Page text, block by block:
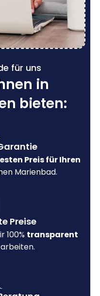
für uns
in
bieten:
Preis für Ihren
Marienbad.
Preise
100% transparent
arbeiten.